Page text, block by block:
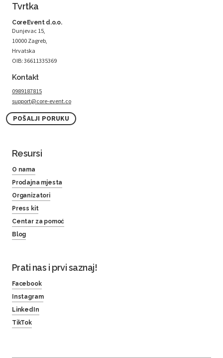
Tvrtka
CoreEvent d.o.o.
Dunjevac 15,
10000 Zagreb,
Hrvatska
OIB: 36611335369
Kontakt
0989187815
support@core-event.co
POŠALJI PORUKU
Resursi
O nama
Prodajna mjesta
Organizatori
Press kit
Centar za pomoć
Blog
Prati nas i prvi saznaj!
Facebook
Instagram
LinkedIn
TikTok